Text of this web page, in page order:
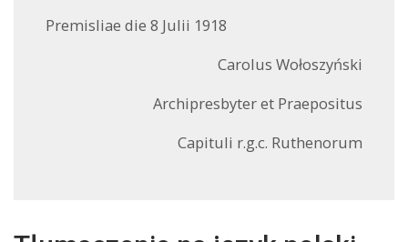
Premisliae die 8 Julii 1918
Carolus Wołoszyński
Archipresbyter et Praepositus
Capituli r.g.c. Ruthenorum